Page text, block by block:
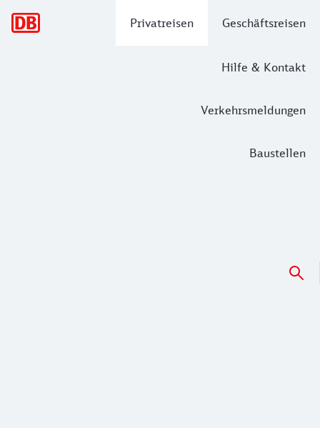
Privatreisen Geschäftsreisen
Hilfe & Kontakt
Verkehrsmeldungen
Baustellen